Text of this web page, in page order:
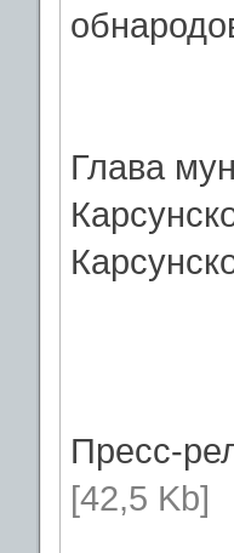
Глава
Пресс-
[42,5 Kb]